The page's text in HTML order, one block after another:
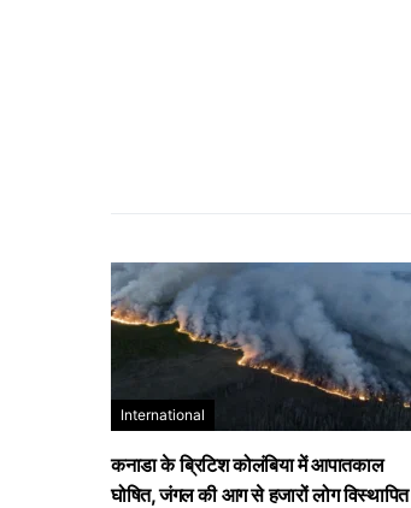
International
कनाडा के ब्रिटिश कोलंबिया में आपातकाल
घोषित, जंगल की आग से हजारों लोग विस्थापित